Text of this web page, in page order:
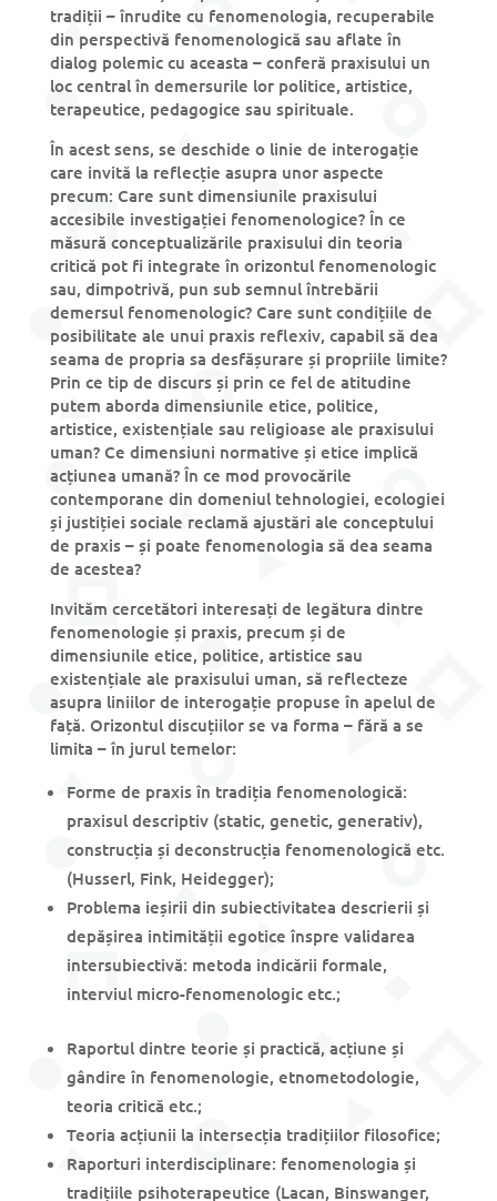
tradiții – înrudite cu fenomenologia, recuperabile
din perspectivă fenomenologică sau aflate în
dialog polemic cu aceasta – conferă praxisului un
loc central în demersurile lor politice, artistice,
terapeutice, pedagogice sau spirituale.
În acest sens, se deschide o linie de interogație
care invită la reflecție asupra unor aspecte
precum: Care sunt dimensiunile praxisului
accesibile investigației fenomenologice? În ce
măsură conceptualizările praxisului din teoria
critică pot fi integrate în orizontul fenomenologic
sau, dimpotrivă, pun sub semnul întrebării
demersul fenomenologic? Care sunt condițiile de
posibilitate ale unui praxis reflexiv, capabil să dea
seama de propria sa desfășurare și propriile limite?
Prin ce tip de discurs și prin ce fel de atitudine
putem aborda dimensiunile etice, politice,
artistice, existențiale sau religioase ale praxisului
uman? Ce dimensiuni normative și etice implică
acțiunea umană? În ce mod provocările
contemporane din domeniul tehnologiei, ecologiei
și justiției sociale reclamă ajustări ale conceptului
de praxis – și poate fenomenologia să dea seama
de acestea?
Invităm cercetători interesați de legătura dintre
fenomenologie și praxis, precum și de
dimensiunile etice, politice, artistice sau
existențiale ale praxisului uman, să reflecteze
asupra liniilor de interogație propuse în apelul de
față. Orizontul discuțiilor se va forma – fără a se
limita – în jurul temelor:
Forme de praxis în tradiția fenomenologică:
praxisul descriptiv (static, genetic, generativ),
construcția și deconstrucția fenomenologică etc.
(Husserl, Fink, Heidegger);
Problema ieșirii din subiectivitatea descrierii și
depășirea intimității egotice înspre validarea
intersubiectivă: metoda indicării formale,
interviul micro-fenomenologic etc.;
Raportul dintre teorie și practică, acțiune și
gândire în fenomenologie, etnometodologie,
teoria critică etc.;
Teoria acțiunii la intersecția tradițiilor filosofice;
Raporturi interdisciplinare: fenomenologia și
tradițiile psihoterapeutice (Lacan, Binswanger,